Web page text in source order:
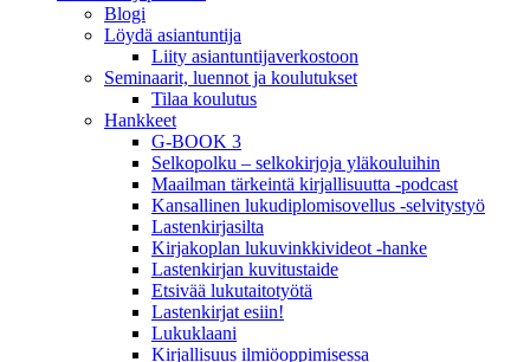
Blogi
Löydä asiantuntija
Liity asiantuntijaverkostoon
Seminaarit, luennot ja koulutukset
Tilaa koulutus
Hankkeet
G-BOOK 3
Selkopolku – selkokirjoja yläkouluihin
Maailman tärkeintä kirjallisuutta -podcast
Kansallinen lukudiplomisovellus -selvitystyö
Lastenkirjasilta
Kirjakoplan lukuvinkkivideot -hanke
Lastenkirjan kuvitustaide
Etsivää lukutaitotyötä
Lastenkirjat esiin!
Lukuklaani
Kirjallisuus ilmiöoppimisessa